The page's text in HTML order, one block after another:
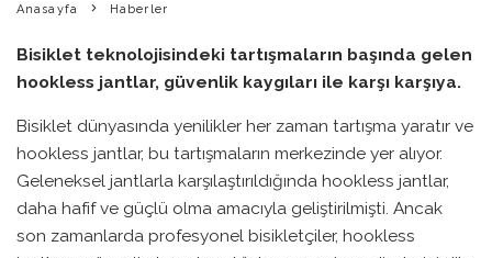
Anasayfa Haberler
Bisiklet teknolojisindeki tartışmaların başında gelen
hookless jantlar, güvenlik kaygıları ile karşı karşıya.
Bisiklet dünyasında yenilikler her zaman tartışma yaratır ve
hookless jantlar, bu tartışmaların merkezinde yer alıyor.
Geleneksel jantlarla karşılaştırıldığında hookless jantlar,
daha hafif ve güçlü olma amacıyla geliştirilmişti. Ancak
son zamanlarda profesyonel bisikletçiler, hookless